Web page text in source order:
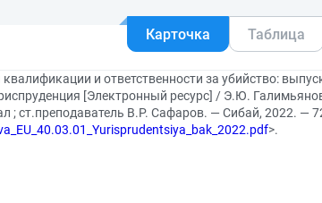
Карточка Таблица
и ответственности за убийство:
[Электронный ресурс] / Э.Ю.
; ст.преподаватель В.Р. Сафаров. — Сибай, 2022. —
>.